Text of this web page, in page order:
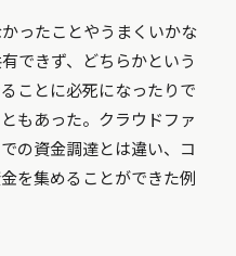
ったことやうまくいかな
できず、どちらかという
ことに必死になったりで
もあった。クラウドファ
の資金調達とは違い、コ
を集めることができた例